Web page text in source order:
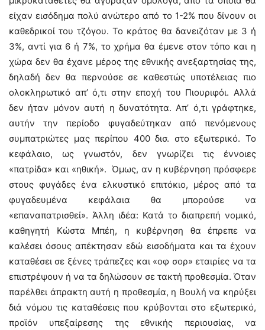
είχαν εισόδημα πολύ ανώτερο από το 1-2% που δίνουν οι
καθεδρικοί του τζόγου. Το κράτος θα δανειζόταν με 3 ή
3%, αντί για 6 ή 7%, το χρήμα θα έμενε στον τόπο και η
χώρα δεν θα έχανε μέρος της εθνικής ανεξαρτησίας της,
δηλαδή δεν θα περνούσε σε καθεστώς υποτέλειας πιο
ολοκληρωτικό απ’ ό,τι στην εποχή του Πιουριφόι. Αλλά
δεν ήταν μόνον αυτή η δυνατότητα. Απ’ ό,τι γράφτηκε,
αυτήν την περίοδο φυγαδεύτηκαν από πενόμενους
συμπατριώτες μας περίπου 400 δισ. στο εξωτερικό. Το
κεφάλαιο, ως γνωστόν, δεν γνωρίζει τις έννοιες
«πατρίδα» και «ηθική». Όμως, αν η κυβέρνηση πρόσφερε
στους φυγάδες ένα ελκυστικό επιτόκιο, μέρος από τα
φυγαδευμένα κεφάλαια θα μπορούσε να
«επαναπατρισθεί». Άλλη ιδέα: Κατά το διαπρεπή νομικό,
καθηγητή Κώστα Μπέη, η κυβέρνηση θα έπρεπε να
καλέσει όσους απέκτησαν εδώ εισοδήματα και τα έχουν
καταθέσει σε ξένες τράπεζες και «οφ σορ» εταιρίες να τα
επιστρέψουν ή να τα δηλώσουν σε τακτή προθεσμία. Όταν
παρέλθει άπρακτη αυτή η προθεσμία, η Βουλή να κηρύξει
διά νόμου τις καταθέσεις που κρύβονται στο εξωτερικό,
προϊόν υπεξαίρεσης της εθνικής περιουσίας, να